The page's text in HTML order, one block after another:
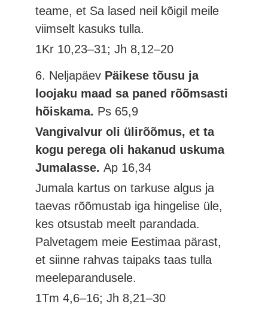
teame, et Sa lased neil kõigil meile
viimselt kasuks tulla.
1Kr 10,23–31; Jh 8,12–20
6. Neljapäev Päikese tõusu ja
loojaku maad sa paned rõõmsasti
hõiskama. Ps 65,9
Vangivalvur oli ülirõõmus, et ta
kogu perega oli hakanud uskuma
Jumalasse.Ap 16,34
Jumala kartus on tarkuse algus ja
taevas rõõmustab iga hingelise üle,
kes otsustab meelt parandada.
Palvetagem meie Eestimaa pärast,
et siinne rahvas taipaks taas tulla
meeleparandusele.
1Tm 4,6–16; Jh 8,21–30